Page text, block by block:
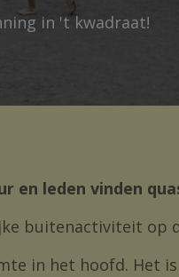
in 't kwadraat!
en leden vinden
buitenactiviteit op
in het hoofd. Het